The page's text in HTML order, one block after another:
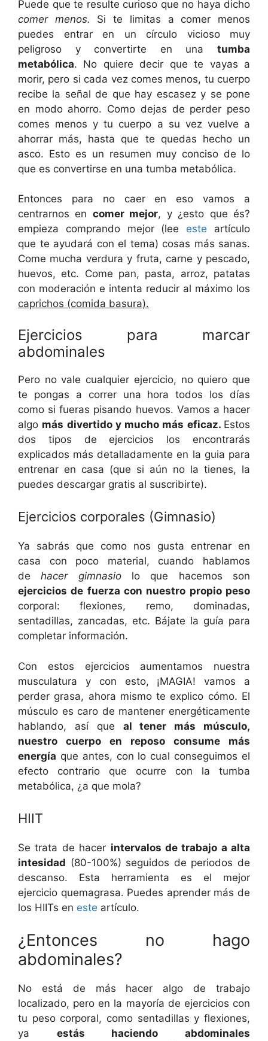
Puede que te resulte curioso que no haya dicho
comer menos. Si te limitas a comer menos
puedes entrar en un círculo vicioso muy
peligroso y convertirte en una tumba
metabólica. No quiere decir que te vayas a
morir, pero si cada vez comes menos, tu cuerpo
recibe la señal de que hay escasez y se pone
en modo ahorro. Como dejas de perder peso
comes menos y tu cuerpo a su vez vuelve a
ahorrar más, hasta que te quedas hecho un
asco. Esto es un resumen muy conciso de lo
que es convertirse en una tumba metabólica.
Entonces para no caer en eso vamos a
centrarnos en comer mejor, y ¿esto que és?
empieza comprando mejor (lee este artículo
que te ayudará con el tema) cosas más sanas.
Come mucha verdura y fruta, carne y pescado,
huevos, etc. Come pan, pasta, arroz, patatas
con moderación e intenta reducir al máximo los
caprichos (comida basura).
Ejercicios para marcar
abdominales
Pero no vale cualquier ejercicio, no quiero que
te pongas a correr una hora todos los días
como si fueras pisando huevos. Vamos a hacer
algo más divertido y mucho más eficaz. Estos
dos tipos de ejercicios los encontrarás
explicados más detalladamente en la guia para
entrenar en casa (que si aún no la tienes, la
puedes descargar gratis al suscribirte).
Ejercicios corporales (Gimnasio)
Ya sabrás que como nos gusta entrenar en
casa con poco material, cuando hablamos
de hacer gimnasiolo que hacemos son
ejercicios de fuerza con nuestro propio peso
corporal: flexiones, remo, dominadas,
sentadillas, zancadas, etc. Bájate la guía para
completar información.
Con estos ejercicios aumentamos nuestra
musculatura y con esto, ¡MAGIA! vamos a
perder grasa, ahora mismo te explico cómo. El
músculo es caro de mantener energéticamente
hablando, así que al tener más músculo,
nuestro cuerpo en reposo consume más
energía que antes, con lo cual conseguimos el
efecto contrario que ocurre con la tumba
metabólica, ¿a que mola?
HIIT
Se trata de hacer intervalos de trabajo a alta
intesidad (80-100%) seguidos de periodos de
descanso. Esta herramienta es el mejor
ejercicio quemagrasa. Puedes aprender más de
los HIITs en este artículo.
¿Entonces no hago
abdominales?
No está de más hacer algo de trabajo
localizado, pero en la mayoría de ejercicios con
tu peso corporal, como sentadillas y flexiones,
ya estás haciendo abdominales